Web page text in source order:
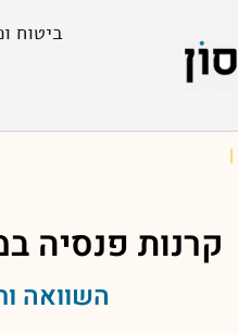
ביטוח
|
קרנות פנסיה
השוואה